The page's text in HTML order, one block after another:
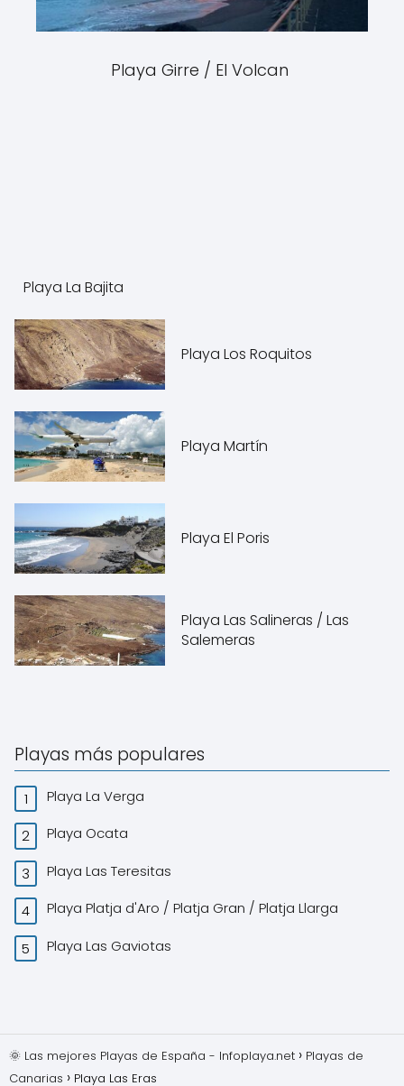
Playa Girre / El Volcan
Playa La Bajita
Playa Los Roquitos
Playa Martín
Playa El Poris
Playa Las Salineras / Las
Salemeras
Playas más populares
Playa La Verga
Playa Ocata
Playa Las Teresitas
Playa Platja d'Aro / Platja Gran / Platja Llarga
Playa Las Gaviotas
🌞 Las mejores Playas de España - Infoplaya.net
Playas de
Canarias
Playa Las Eras